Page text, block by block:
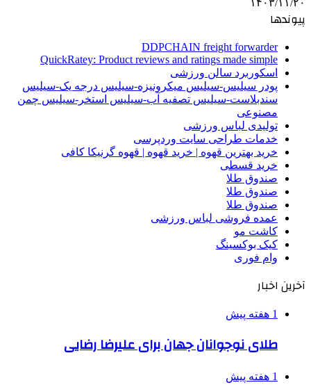
پیوندها
DDPCHAIN freight forwarder
QuickRatey: Product reviews and ratings made simple
اسکوربرد سالن ورزشی
پودر سیلیس-سیلیس میکرونیزه-سیلیس درجه یک-سیلیس
سندبلاست-سیلیس تصفیه آب-سیلیس استخر-سیلیس چمن
مصنوعی
تولیدی لباس ورزشی
خدمات طراحی سایت وردپرسی
خرید بهترین قهوه | خرید قهوه | قهوه گرنیکا کافی
خرید قسطی
صندوق طلا
صندوق طلا
صندوق طلا
عمده فروشی لباس ورزشی
کاشت مو
کیک بوکسینگ
وام فوری
آخرین اخبار
1 هفته پیش
طلای نوجوانان جهان برای علیرضا رضایی
1 هفته پیش